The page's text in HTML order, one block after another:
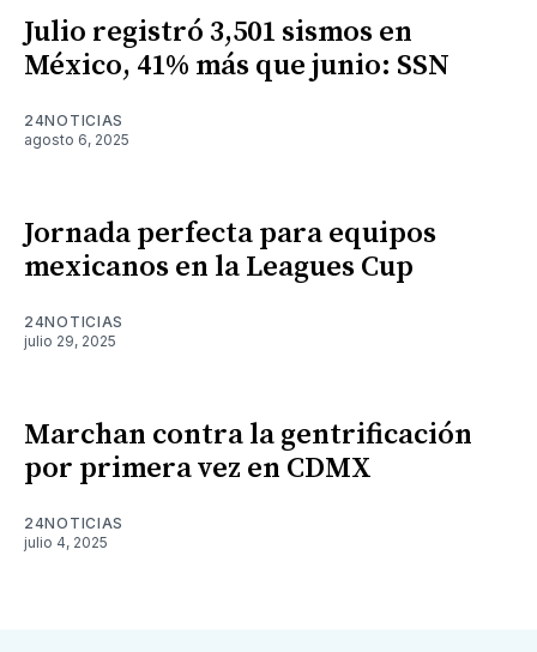
Julio registró 3,501 sismos en
México, 41% más que junio: SSN
24NOTICIAS
agosto 6, 2025
Jornada perfecta para equipos
mexicanos en la Leagues Cup
24NOTICIAS
julio 29, 2025
Marchan contra la gentrificación
por primera vez en CDMX
24NOTICIAS
julio 4, 2025